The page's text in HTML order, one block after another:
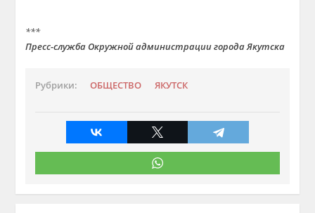
***
Пресс-служба Окружной администрации города Якутска
Рубрики: ОБЩЕСТВО ЯКУТСК